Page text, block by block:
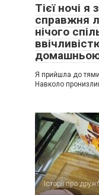
Тієї ночі я
справжня
нічого
Я прийшла до
Навколо
Історії про